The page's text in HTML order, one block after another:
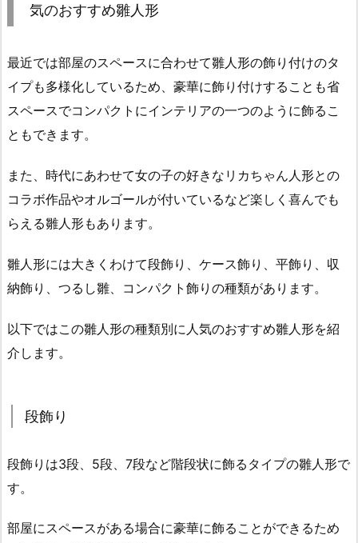
気のおすすめ雛人形
最近では部屋のスペースに合わせて雛人形の飾り付けのタ
イプも多様化しているため、豪華に飾り付けすることも省
スペースでコンパクトにインテリアの一つのように飾るこ
ともできます。
また、時代にあわせて女の子の好きなリカちゃん人形との
コラボ作品やオルゴールが付いているなど楽しく喜んでも
らえる雛人形もあります。
雛人形には大きくわけて段飾り、ケース飾り、平飾り、収
納飾り、つるし雛、コンパクト飾りの種類があります。
以下ではこの雛人形の種類別に人気のおすすめ雛人形を紹
介します。
段飾り
段飾りは3段、5段、7段など階段状に飾るタイプの雛人形で
す。
部屋にスペースがある場合に豪華に飾ることができるため